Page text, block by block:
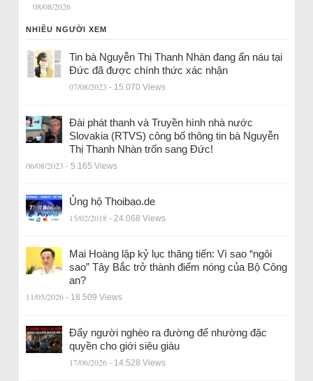
08/08/2026
NHIỀU NGƯỜI XEM
Tin bà Nguyễn Thị Thanh Nhàn đang ẩn náu tại
Đức đã được chính thức xác nhận
07/08/2023 - 15.070 Views
Đài phát thanh và Truyền hình nhà nước
Slovakia (RTVS) công bố thông tin bà Nguyễn
Thị Thanh Nhàn trốn sang Đức!
06/08/2023 - 5.165 Views
Ủng hộ Thoibao.de
15/02/2018 - 24.068 Views
Mai Hoàng lập kỷ lục thăng tiến: Vì sao “ngôi
sao” Tây Bắc trở thành điểm nóng của Bộ Công
an?
11/05/2026 - 18.509 Views
Đẩy người nghèo ra đường để nhường đặc
quyền cho giới siêu giàu
17/06/2026 - 14.528 Views